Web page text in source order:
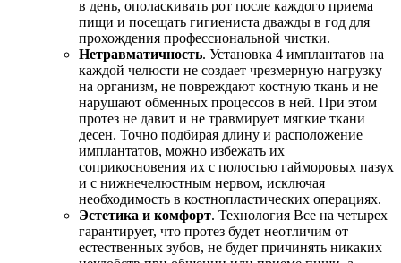
в день, ополаскивать рот после каждого приема
пищи и посещать гигиениста дважды в год для
прохождения профессиональной чистки.
Нетравматичность. Установка 4 имплантатов на
каждой челюсти не создает чрезмерную нагрузку
на организм, не повреждают костную ткань и не
нарушают обменных процессов в ней. При этом
протез не давит и не травмирует мягкие ткани
десен. Точно подбирая длину и расположение
имплантатов, можно избежать их
соприкосновения их с полостью гайморовых пазух
и с нижнечелюстным нервом, исключая
необходимость в костнопластических операциях.
Эстетика и комфорт. Технология Все на четырех
гарантирует, что протез будет неотличим от
естественных зубов, не будет причинять никаких